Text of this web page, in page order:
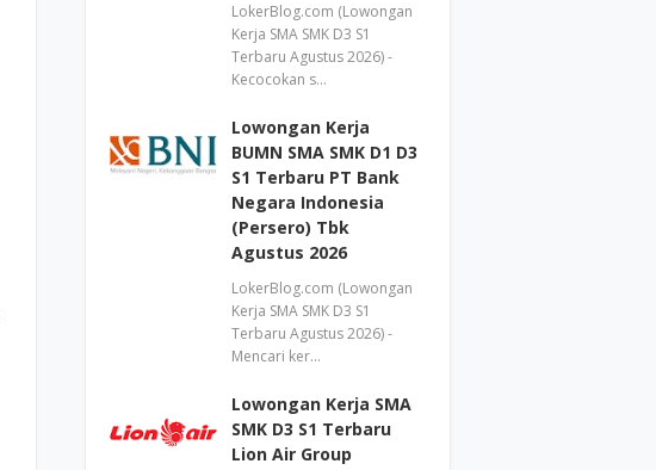
LokerBlog.com (Lowongan
Kerja SMA SMK D3 S1
Terbaru Agustus 2026) -
Kecocokan s…
Lowongan Kerja
BUMN SMA SMK D1 D3
S1 Terbaru PT Bank
Negara Indonesia
(Persero) Tbk
Agustus 2026
LokerBlog.com (Lowongan
Kerja SMA SMK D3 S1
Terbaru Agustus 2026) -
Mencari ker…
Lowongan Kerja SMA
SMK D3 S1 Terbaru
Lion Air Group